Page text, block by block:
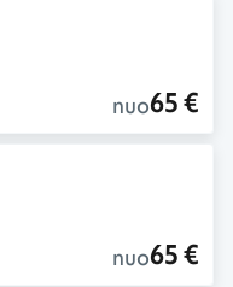
nuo65 €
nuo65 €